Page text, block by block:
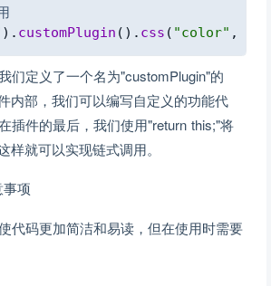
) . customPlugin ( ) . css ( "color" ,
们定义了一个名为"customPlugin"的
内部，我们可以编写自定义的功能代
插件的最后，我们使用"return this;"将
样就可以实现链式调用。
项
代码更加简洁和易读，但在使用时需要